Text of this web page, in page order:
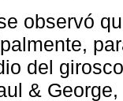
observó
del
&